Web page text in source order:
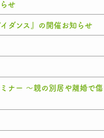
せ
ダンス』の開催お知らせ
ナー ～親の別居や離婚で